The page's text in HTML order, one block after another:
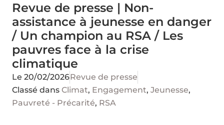
Revue de presse | Non-
assistance à jeunesse en danger
/ Un champion au RSA / Les
pauvres face à la crise
climatique
Le 20/02/2026Revue de presse
Classé dans Climat, Engagement, Jeunesse,
Pauvreté - Précarité, RSA